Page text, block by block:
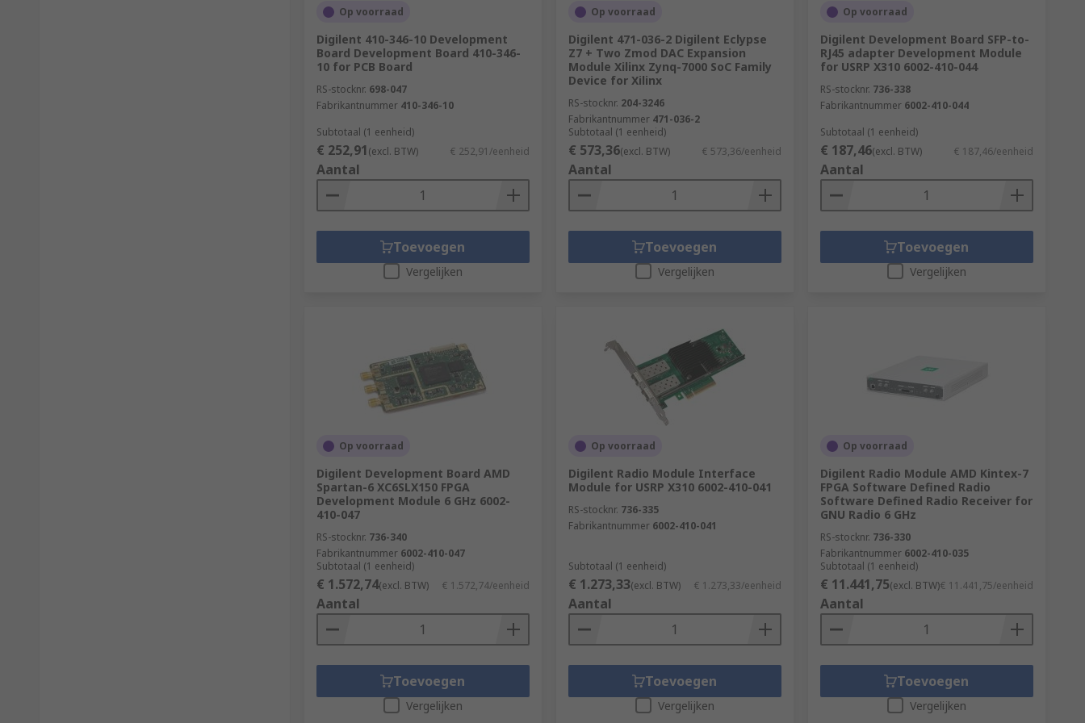
Op voorraad
Digilent 410-346-10 Development
Board Development Board 410-346-
10 for PCB Board
RS-stocknr. 698-047
Fabrikantnummer 410-346-10
Subtotaal (1 eenheid)
€ 252,91(excl. BTW) € 252,91/eenheid
Aantal
Toevoegen
Vergelijken
Op voorraad
Digilent 471-036-2 Digilent Eclypse
Z7 + Two Zmod DAC Expansion
Module Xilinx Zynq-7000 SoC Family
Device for Xilinx
RS-stocknr. 204-3246
Fabrikantnummer 471-036-2
Subtotaal (1 eenheid)
€ 573,36(excl. BTW) € 573,36/eenheid
Aantal
Toevoegen
Vergelijken
Op voorraad
Digilent Development Board SFP-to-
RJ45 adapter Development Module
for USRP X310 6002-410-044
RS-stocknr. 736-338
Fabrikantnummer 6002-410-044
Subtotaal (1 eenheid)
€ 187,46(excl. BTW) € 187,46/eenheid
Aantal
Toevoegen
Vergelijken
Op voorraad
Digilent Development Board AMD
Spartan-6 XC6SLX150 FPGA
Development Module 6 GHz 6002-
410-047
RS-stocknr. 736-340
Fabrikantnummer 6002-410-047
Subtotaal (1 eenheid)
€ 1.572,74(excl. BTW) € 1.572,74/eenheid
Aantal
Toevoegen
Vergelijken
Op voorraad
Digilent Radio Module Interface
Module for USRP X310 6002-410-041
RS-stocknr. 736-335
Fabrikantnummer 6002-410-041
Subtotaal (1 eenheid)
€ 1.273,33(excl. BTW) € 1.273,33/eenheid
Aantal
Toevoegen
Vergelijken
Op voorraad
Digilent Radio Module AMD Kintex-7
FPGA Software Defined Radio
Software Defined Radio Receiver for
GNU Radio 6 GHz
RS-stocknr. 736-330
Fabrikantnummer 6002-410-035
Subtotaal (1 eenheid)
€ 11.441,75(excl. BTW)€ 11.441,75/eenheid
Aantal
Toevoegen
Vergelijken